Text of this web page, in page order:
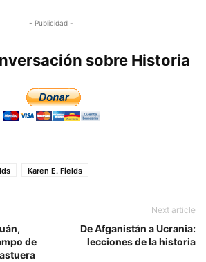
- Publicidad -
sobre Historia
Karen E. Fields
de
Next article
De Afganistán a Ucrania:
lecciones de la historia